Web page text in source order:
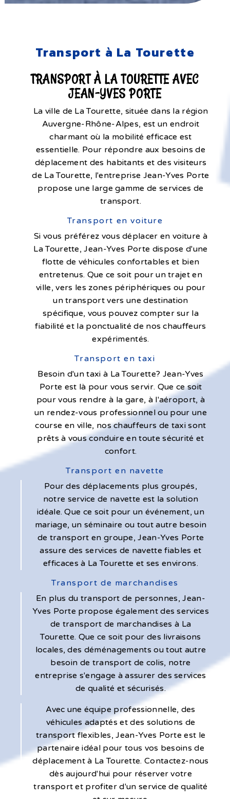
Transport à La Tourette
TRANSPORT À LA TOURETTE AVEC
JEAN-YVES PORTE
La ville de La Tourette, située dans la région
Auvergne-Rhône-Alpes, est un endroit
charmant où la mobilité efficace est
essentielle. Pour répondre aux besoins de
déplacement des habitants et des visiteurs
de La Tourette, l'entreprise Jean-Yves Porte
propose une large gamme de services de
transport.
Transport en voiture
Si vous préférez vous déplacer en voiture à
La Tourette, Jean-Yves Porte dispose d'une
flotte de véhicules confortables et bien
entretenus. Que ce soit pour un trajet en
ville, vers les zones périphériques ou pour
un transport vers une destination
spécifique, vous pouvez compter sur la
fiabilité et la ponctualité de nos chauffeurs
expérimentés.
Transport en taxi
Besoin d'un taxi à La Tourette? Jean-Yves
Porte est là pour vous servir. Que ce soit
pour vous rendre à la gare, à l'aéroport, à
un rendez-vous professionnel ou pour une
course en ville, nos chauffeurs de taxi sont
prêts à vous conduire en toute sécurité et
confort.
Transport en navette
Pour des déplacements plus groupés,
notre service de navette est la solution
idéale. Que ce soit pour un événement, un
mariage, un séminaire ou tout autre besoin
de transport en groupe, Jean-Yves Porte
assure des services de navette fiables et
efficaces à La Tourette et ses environs.
Transport de marchandises
En plus du transport de personnes, Jean-
Yves Porte propose également des services
de transport de marchandises à La
Tourette. Que ce soit pour des livraisons
locales, des déménagements ou tout autre
besoin de transport de colis, notre
entreprise s'engage à assurer des services
de qualité et sécurisés.
Avec une équipe professionnelle, des
véhicules adaptés et des solutions de
transport flexibles, Jean-Yves Porte est le
partenaire idéal pour tous vos besoins de
déplacement à La Tourette. Contactez-nous
dès aujourd'hui pour réserver votre
transport et profiter d'un service de qualité